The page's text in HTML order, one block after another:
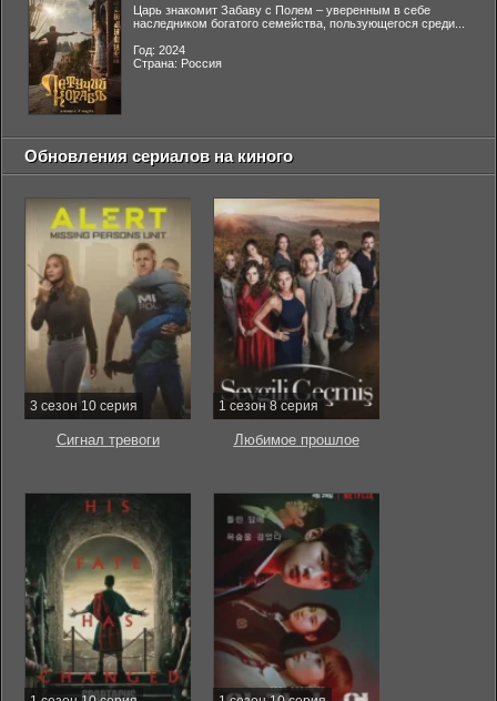
Царь знакомит Забаву с Полем – уверенным в себе
наследником богатого семейства, пользующегося среди...
Год: 2024
Страна: Россия
Обновления сериалов на киного
3 сезон 10 серия
Сигнал тревоги
1 сезон 8 серия
Любимое прошлое